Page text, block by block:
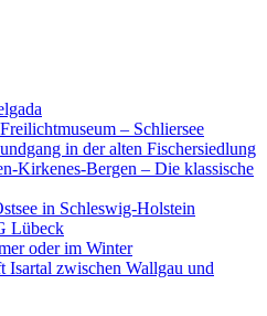
– Schliersee
in der alten Fischersiedlung
Kirkenes-Bergen – Die klassische
in Schleswig-Holstein
Lübeck
oder im Winter
Isartal zwischen Wallgau und